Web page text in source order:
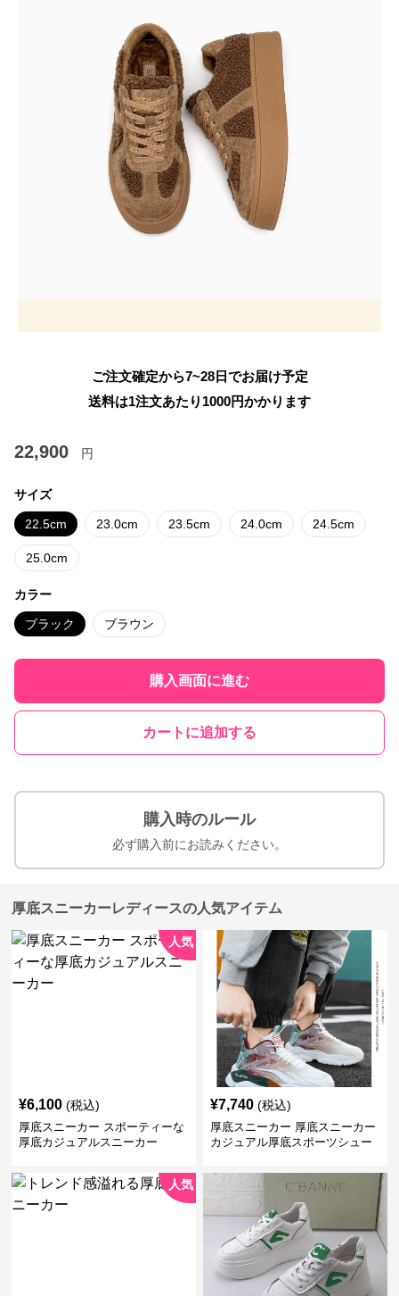
ご注文確定から7~28日でお届け予定
送料は1注文あたり 1000円かかります
22,900 円
サイズ
22.5cm 23.0cm 23.5cm 24.0cm 24.5cm
25.0cm
カラー
ブラック ブラウン
購入画面に進む
カートに追加する
購入時のルール
必ず購入前にお読みください。
厚底スニーカーレディースの人気アイテム
人気
¥6,100 (税込)
厚底スニーカー スポーティーな
厚底カジュアルスニーカー
¥7,740 (税込)
厚底スニーカー 厚底スニーカー
カジュアル厚底スポーツシュー
人気